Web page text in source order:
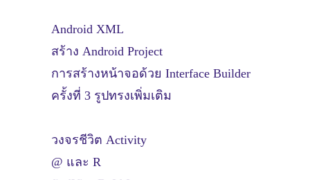
Android XML
สร้าง Android Project
การสร้างหน้าจอด้วย Interface Builder
ครั้งที่ 3 รูปทรงเพิ่มเติม
วงจรชีวิต Activity
@ และ R